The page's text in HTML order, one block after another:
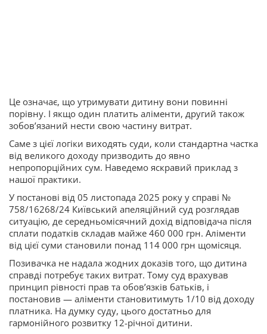
Це означає, що утримувати дитину вони повинні
порівну. І якщо один платить аліменти, другий також
зобов’язаний нести свою частину витрат.
Саме з цієї логіки виходять суди, коли стандартна частка
від великого доходу призводить до явно
непропорційних сум. Наведемо яскравий приклад з
нашої практики.
У постанові від 05 листопада 2025 року у справі №
758/16268/24 Київський апеляційний суд розглядав
ситуацію, де середньомісячний дохід відповідача після
сплати податків складав майже 460 000 грн. Аліменти
від цієї суми становили понад 114 000 грн щомісяця.
Позивачка не надала жодних доказів того, що дитина
справді потребує таких витрат. Тому суд врахував
принцип рівності прав та обов’язків батьків, і
постановив — аліменти становитимуть 1/10 від доходу
платника. На думку суду, цього достатньо для
гармонійного розвитку 12-річної дитини.